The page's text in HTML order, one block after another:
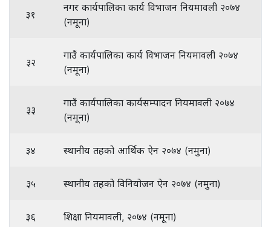
३१
नगर कार्यपालिका कार्य विभाजन नियमावली २०७४
(नमूना)
३२
गाउँ कार्यपालिका कार्य विभाजन नियमावली २०७४
(नमूना)
३३
गाउँ कार्यपालिका कार्यसम्पादन नियमावली २०७४
(नमूना)
३४ स्थानीय तहको आर्थिक ऐन २०७४ (नमुना)
३५ स्थानीय तहको विनियोजन ऐन २०७४ (नमुना)
३६ शिक्षा नियमावली, २०७४ (नमूना)